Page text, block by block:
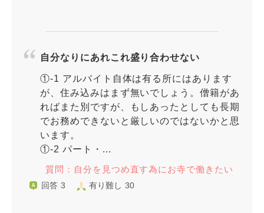
自分なりにあれこれ盛り合わせない
①-1 アルバイト自体は有る所にはあります
が、住み込みはまず無いでしょう。僧籍があ
ればまた別ですが、もしあったとしても長期
でお務めできないと厳しいのではないかと思
います。
①-2 パート・...
質問：自分を見つめ直す為にお寺で働きたい
回答 3 有り難し 30